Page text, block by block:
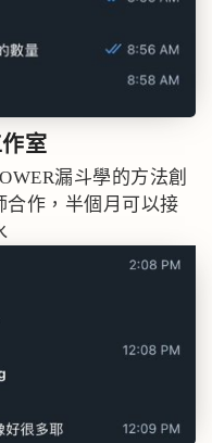
室
漏斗學的方法創
合作，半個月可以接